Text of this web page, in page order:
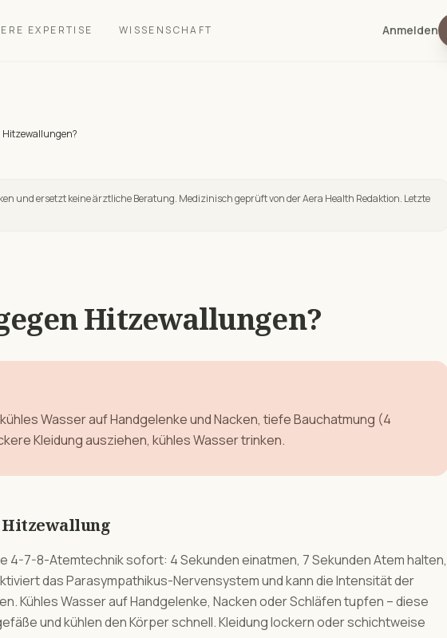
EXPERTISE WISSENSCHAFT Anmelden
Hitzewallungen?
und ersetzt keine ärztliche Beratung. Medizinisch geprüft von der Aera Health Redaktion. Letzte
Hitzewallungen?
Wasser auf Handgelenke und Nacken, tiefe Bauchatmung (4
Kleidung ausziehen, kühles Wasser trinken.
4-7-8-Atemtechnik sofort: 4 Sekunden einatmen, 7 Sekunden Atem halten,
das Parasympathikus-Nervensystem und kann die Intensität der
Kühles Wasser auf Handgelenke, Nacken oder Schläfen tupfen – diese
und kühlen den Körper schnell. Kleidung lockern oder schichtweise